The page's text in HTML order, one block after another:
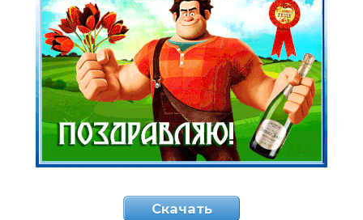
Скачать